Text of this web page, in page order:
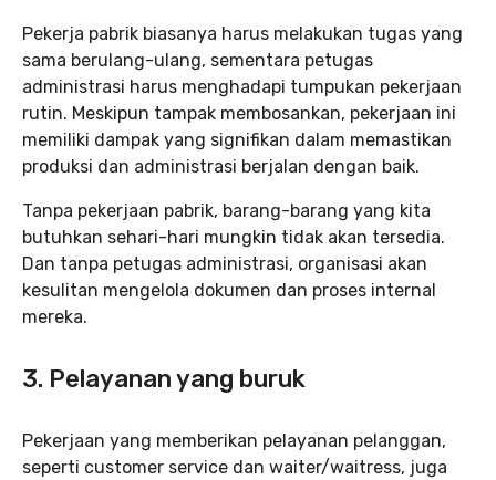
Pekerja pabrik biasanya harus melakukan tugas yang
sama berulang-ulang, sementara petugas
administrasi harus menghadapi tumpukan pekerjaan
rutin. Meskipun tampak membosankan, pekerjaan ini
memiliki dampak yang signifikan dalam memastikan
produksi dan administrasi berjalan dengan baik.
Tanpa pekerjaan pabrik, barang-barang yang kita
butuhkan sehari-hari mungkin tidak akan tersedia.
Dan tanpa petugas administrasi, organisasi akan
kesulitan mengelola dokumen dan proses internal
mereka.
3. Pelayanan yang buruk
Pekerjaan yang memberikan pelayanan pelanggan,
seperti customer service dan waiter/waitress, juga